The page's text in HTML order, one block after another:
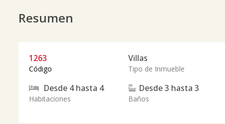
Resumen
1263
Código
Villas
Tipo de Inmueble
Desde 4hasta 4
Habitaciones
Desde3 hasta 3
Baños